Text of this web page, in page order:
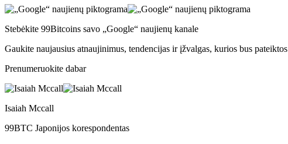
Stebėkite 99Bitcoins savo „Google“ naujienų kanale
Gaukite naujausius atnaujinimus, tendencijas ir įžvalgas, kurios bus
Prenumeruokite dabar
Isaiah Mccall
99BTC Japonijos korespondentas